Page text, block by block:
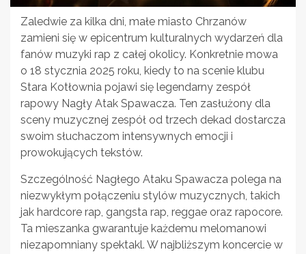
Zaledwie za kilka dni, małe miasto Chrzanów
zamieni się w epicentrum kulturalnych wydarzeń dla
fanów muzyki rap z całej okolicy. Konkretnie mowa
o 18 stycznia 2025 roku, kiedy to na scenie klubu
Stara Kotłownia pojawi się legendarny zespół
rapowy Nagły Atak Spawacza. Ten zasłużony dla
sceny muzycznej zespół od trzech dekad dostarcza
swoim słuchaczom intensywnych emocji i
prowokujących tekstów.
Szczególność Nagłego Ataku Spawacza polega na
niezwykłym połączeniu stylów muzycznych, takich
jak hardcore rap, gangsta rap, reggae oraz rapocore.
Ta mieszanka gwarantuje każdemu melomanowi
niezapomniany spektakl. W najbliższym koncercie w